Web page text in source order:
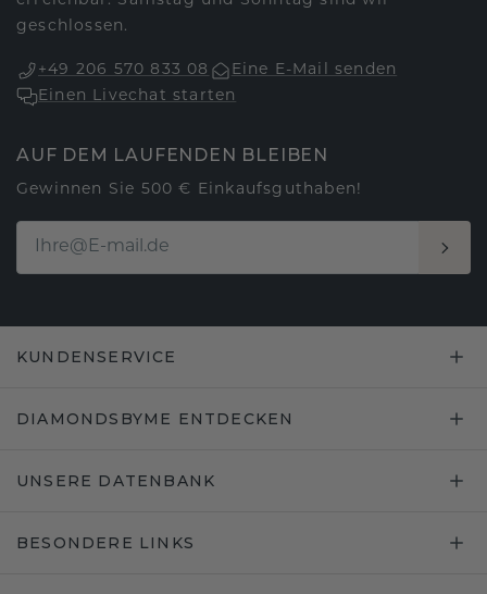
geschlossen.
+49 206 570 833 08
Eine E-Mail senden
Einen Livechat starten
AUF DEM LAUFENDEN BLEIBEN
Gewinnen Sie 500 € Einkaufsguthaben!
KUNDENSERVICE
DIAMONDSBYME ENTDECKEN
UNSERE DATENBANK
BESONDERE LINKS